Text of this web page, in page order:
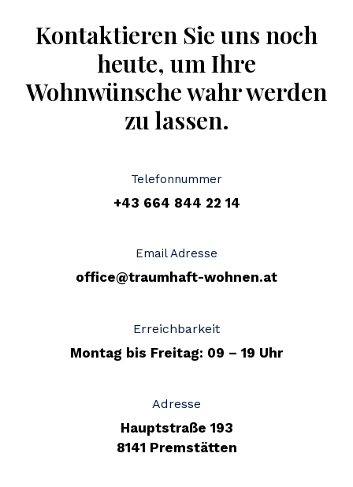
Kontaktieren Sie uns noch
heute, um Ihre
Wohnwünsche wahr werden
zu lassen.
Telefonnummer
+43 664 844 22 14
Email Adresse
office@traumhaft-wohnen.at
Erreichbarkeit
Montag bis Freitag: 09 – 19 Uhr
Adresse
Hauptstraße 193
8141 Premstätten